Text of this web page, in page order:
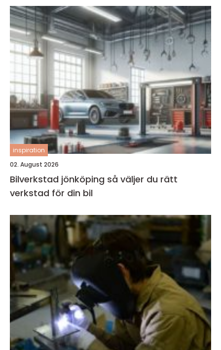
inspiration
02. August 2026
Bilverkstad jönköping så väljer du rätt
verkstad för din bil